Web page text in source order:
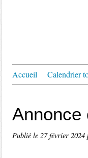
Accueil Calendrier
Annonce
Publié le 27 février 2024